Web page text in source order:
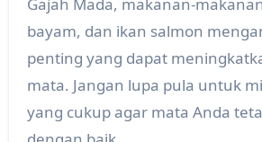
Gajah Mada, makanan-
bayam, dan ikan salmon
penting yang dapat
mata. Jangan lupa pula untuk
yang cukup agar mata Anda